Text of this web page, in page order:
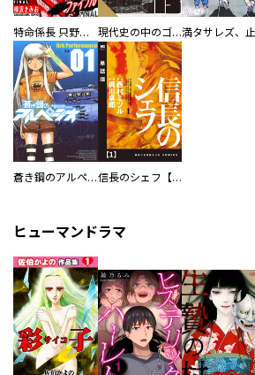
特命係長 只野仁ファイナル 愛蔵版 現代史の中のゴルゴ13
蒼き鋼のアルペジオ 信長のシェフ【単話版】
ヒューマンドラマ